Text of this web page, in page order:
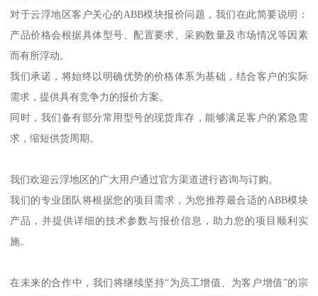
对于云浮地区客户关心的ABB模块报价问题，我们在此简要说明：
产品价格会根据具体型号、配置要求、采购数量及市场情况等因素
而有所浮动。
我们承诺，将始终以明确优势的价格体系为基础，结合客户的实际
需求，提供具有竞争力的报价方案。
同时，我们备有部分常用型号的现货库存，能够满足客户的紧急需
求，缩短供货周期。
我们欢迎云浮地区的广大用户通过官方渠道进行咨询与订购。
我们的专业团队将根据您的项目需求，为您推荐最合适的ABB模块
产品，并提供详细的技术参数与报价信息，助力您的项目顺利实
施。
在未来的合作中，我们将继续坚持“为员工增值、为客户增值”的宗